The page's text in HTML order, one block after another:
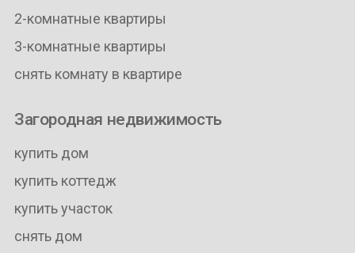
2-комнатные квартиры
3-комнатные квартиры
снять комнату в квартире
Загородная недвижимость
купить дом
купить коттедж
купить участок
снять дом